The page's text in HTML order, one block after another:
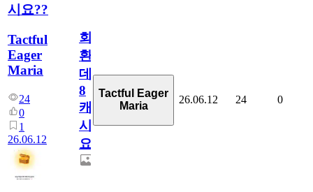
시요??
Tactful
Eager
Maria
24
0
1
26.06.12
회
환
데
8
캐
시
요??
Tactful Eager
Maria
26.06.12 24 0